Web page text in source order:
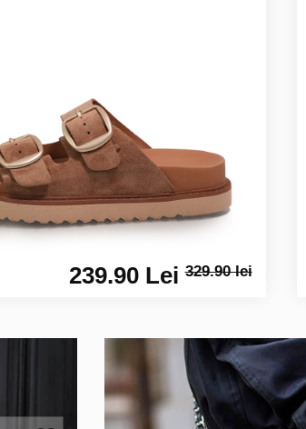
239.90 Lei329.90 lei